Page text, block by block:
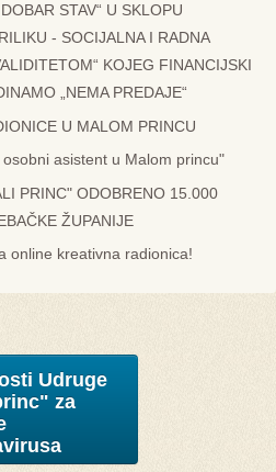
STAV“ U SKLOPU
- SOCIJALNA I RADNA
KOJEG FINANCIJSKI
„NEMA PREDAJE“
U MALOM PRINCU
asistent u Malom princu"
PRINC" ODOBRENO 15.000
ŽUPANIJE
online kreativna radionica!
Udruge
za